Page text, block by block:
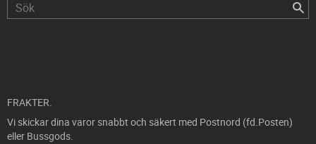
FRAKTER.
Vi skickar dina varor snabbt och säkert med Postnord (fd.Posten)
eller Bussgods.